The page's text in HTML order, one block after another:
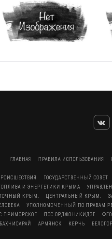
ГЛАВНАЯ ПРАВИЛА ИСПОЛЬЗОВАНИЯ
ГОСУДАРСТВЕННЫЙ СОВЕТ
И ЭНЕРГЕТИКИ КРЫМА
КРЫМ. ЦЕНТРАЛЬНЫЙ КРЫМ.
УПОЛНОМОЧЕННЫЙ ПО ПРАВАМ
ПОС.ОРДЖОНИКИДЗЕ
БАХЧИСАРАЙ АРМЯНСК КЕРЧЬ